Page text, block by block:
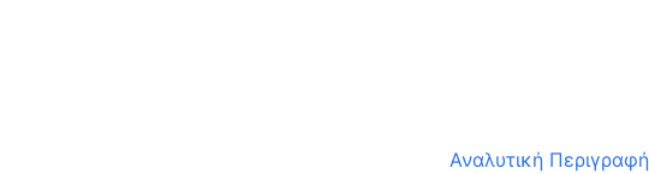
Αναλυτική Περιγραφή